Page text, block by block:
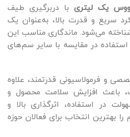
یک لیتری با دربرگیری طیف
سریع و قدرت بالا، به‌عنوان یک
می‌شود. ماندگاری مناسب این
در مقایسه با سایر سم‌های
و فرمولاسیونی قدرتمند، علاوه
باعث افزایش سلامت محصول و
در استفاده، اثرگذاری بالا و
بهترین انتخاب برای فعالان حوزه